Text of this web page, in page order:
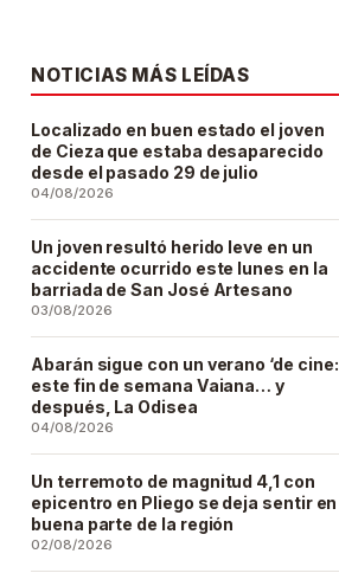
NOTICIAS MÁS LEÍDAS
Localizado en buen estado el joven
de Cieza que estaba desaparecido
desde el pasado 29 de julio
04/08/2026
Un joven resultó herido leve en un
accidente ocurrido este lunes en la
barriada de San José Artesano
03/08/2026
Abarán sigue con un verano ‘de cine:
este fin de semana Vaiana… y
después, La Odisea
04/08/2026
Un terremoto de magnitud 4,1 con
epicentro en Pliego se deja sentir en
buena parte de la región
02/08/2026